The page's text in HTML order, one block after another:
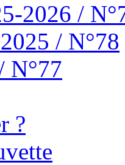
2026 /
/ N°78
N°77
?